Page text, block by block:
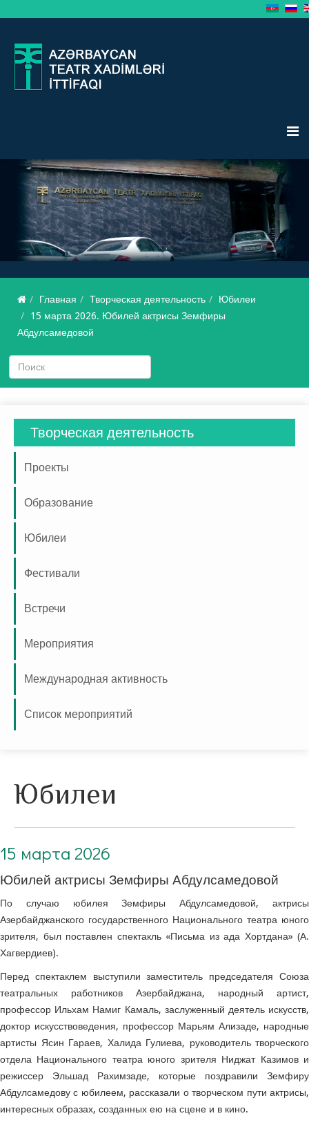
Главная Творческая деятельность
Юбилеи
15 марта 2026. Юбилей актрисы Земфиры
Абдулсамедовой
Творческая деятельность
Проекты
Образование
Юбилеи
Фестивали
Встречи
Мероприятия
Международная активность
Список мероприятий
Юбилеи
15 марта 2026
Юбилей актрисы Земфиры Абдулсамедовой
По случаю юбилея Земфиры Абдулсамедовой, актрисы
Азербайджанского государственного Национального театра юного
зрителя, был поставлен спектакль «Письма из ада Хортдана» (А.
Хагвердиев).
Перед спектаклем выступили заместитель председателя Союза
театральных работников Азербайджана, народный артист,
профессор Ильхам Намиг Камаль, заслуженный деятель искусств,
доктор искусствоведения, профессор Марьям Ализаде, народные
артисты Ясин Гараев, Халида Гулиева, руководитель творческого
отдела Национального театра юного зрителя Ниджат Казимов и
режиссер Эльшад Рахимзаде, которые поздравили Земфиру
Абдулсамедову с юбилеем, рассказали о творческом пути актрисы,
интересных образах, созданных ею на сцене и в кино.